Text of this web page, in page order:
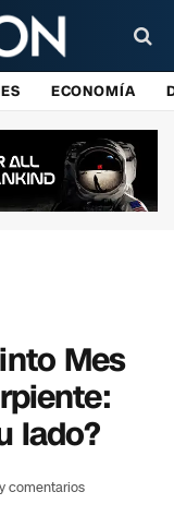
ECONOMÍA
Mes
lado?
comentarios